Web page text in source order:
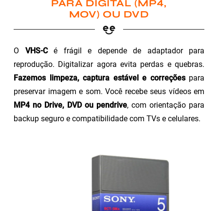
PARA DIGITAL (MP4,
MOV) OU DVD
O VHS-Cé frágil e depende de adaptador para
reprodução. Digitalizar agora evita perdas e quebras.
Fazemos limpeza, captura estável e correçõespara
preservar imagem e som. Você recebe seus vídeos em
MP4 no Drive, DVD ou pendrive, com orientação para
backup seguro e compatibilidade com TVs e celulares.